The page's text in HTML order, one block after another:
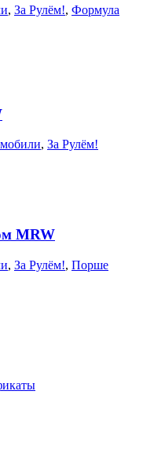
, За Рулём!, Формула
, За Рулём!
MRW
, За Рулём!, Порше